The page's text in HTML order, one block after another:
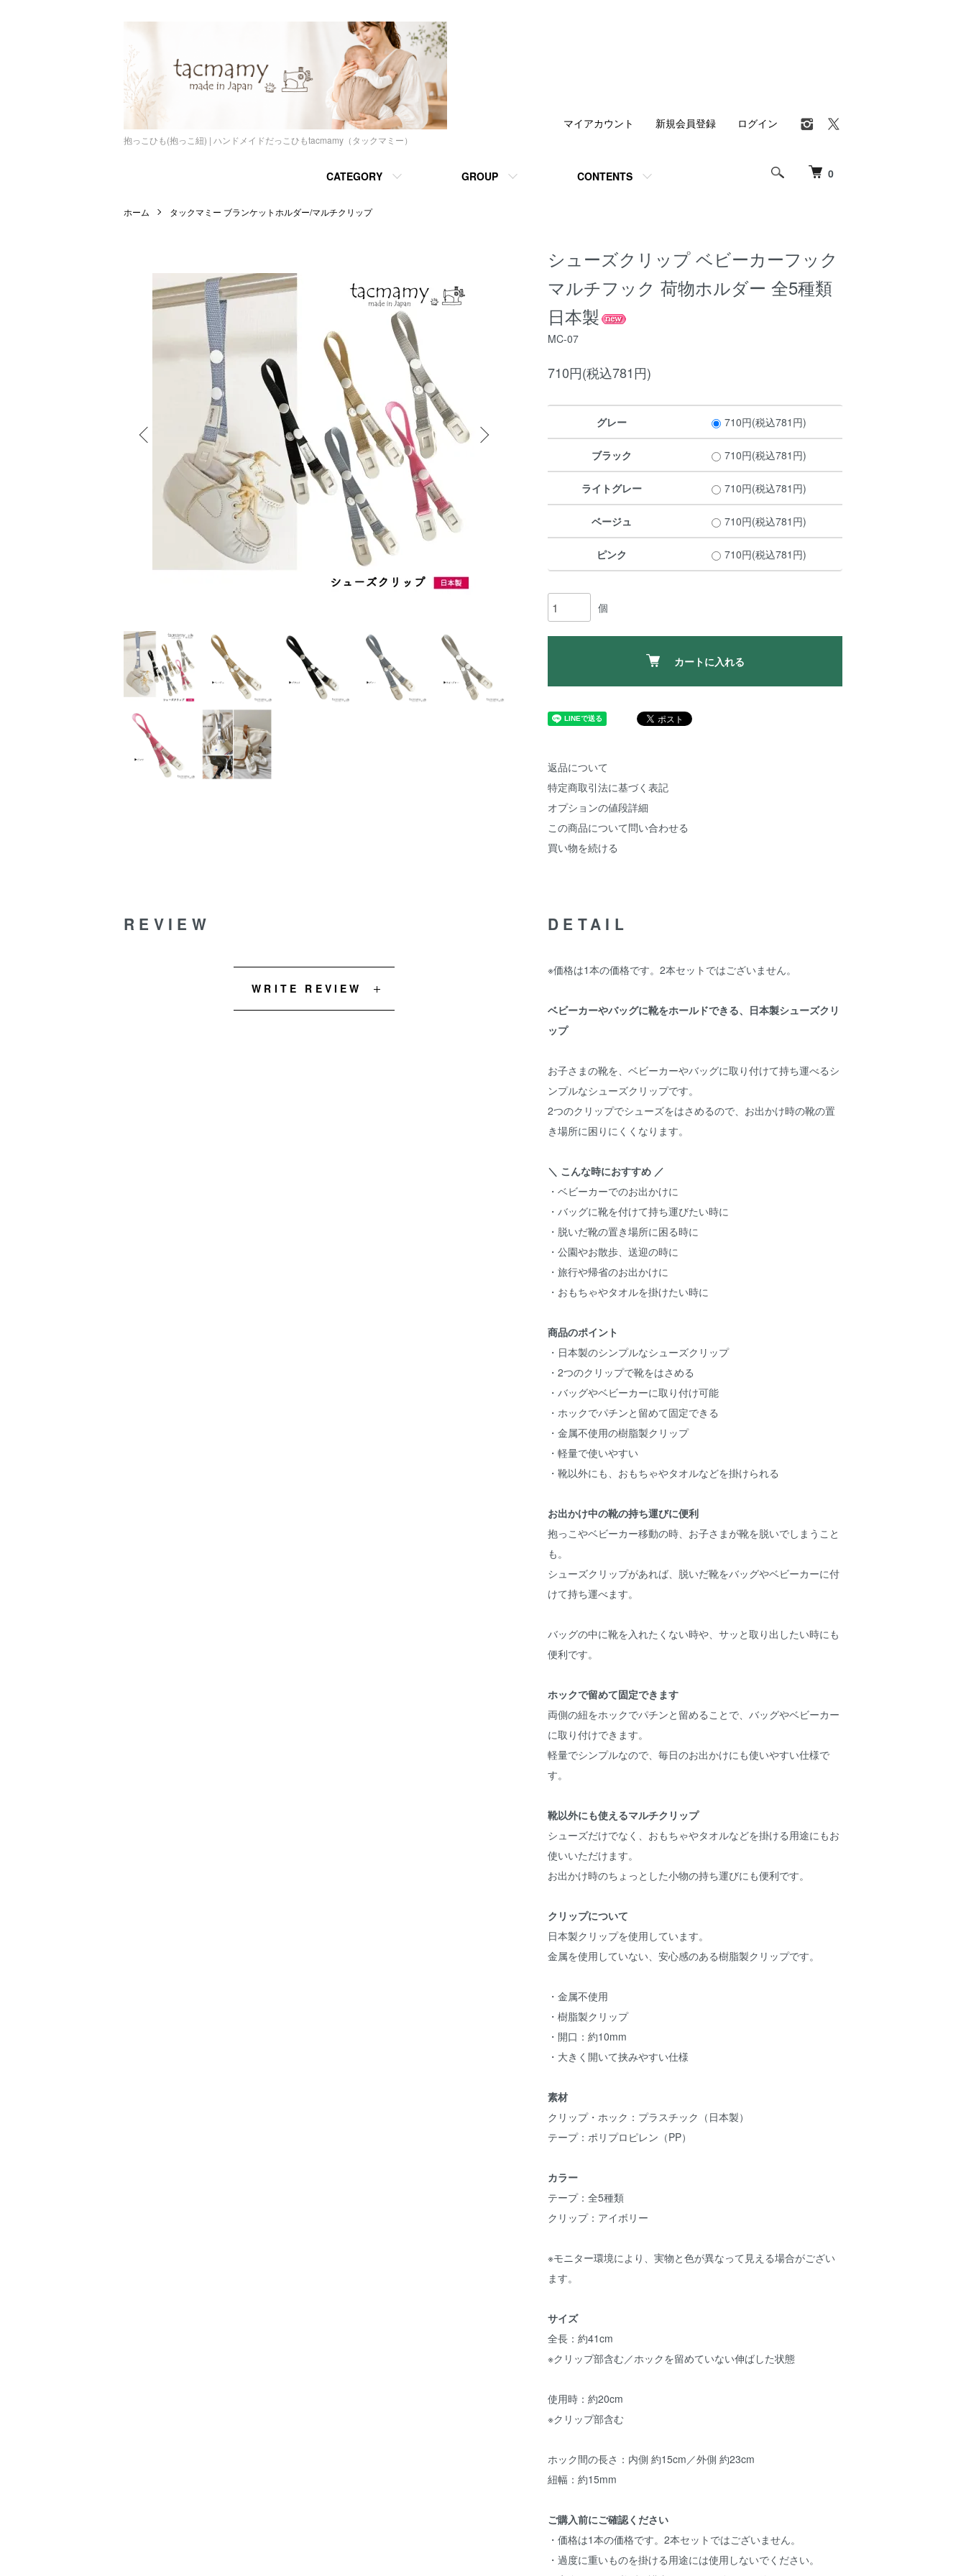
抱っこひも(抱っこ紐) | ハンドメイドだっこひもtacmamy（タックマミー）
0
CATEGORY GROUP CONTENTS
マイアカウント 新規会員登録 ログイン
ホーム タックマミー ブランケットホルダー/マルチクリップ
シューズクリップ ベビーカーフック
マルチフック 荷物ホルダー 全5種類
日本製
MC-07
710円(税込781円)
グレー 710円(税込781円)
ブラック 710円(税込781円)
ライトグレー 710円(税込781円)
ベージュ 710円(税込781円)
ピンク 710円(税込781円)
個
カートに入れる
返品について
特定商取引法に基づく表記
オプションの値段詳細
この商品について問い合わせる
買い物を続ける
DETAIL
※価格は1本の価格です。2本セットではございません。
ベビーカーやバッグに靴をホールドできる、日本製シューズクリ
ップ
お子さまの靴を、ベビーカーやバッグに取り付けて持ち運べるシ
ンプルなシューズクリップです。
2つのクリップでシューズをはさめるので、お出かけ時の靴の置
き場所に困りにくくなります。
＼ こんな時におすすめ ／
・ベビーカーでのお出かけに
・バッグに靴を付けて持ち運びたい時に
・脱いだ靴の置き場所に困る時に
・公園やお散歩、送迎の時に
・旅行や帰省のお出かけに
・おもちゃやタオルを掛けたい時に
商品のポイント
・日本製のシンプルなシューズクリップ
・2つのクリップで靴をはさめる
・バッグやベビーカーに取り付け可能
・ホックでパチンと留めて固定できる
・金属不使用の樹脂製クリップ
・軽量で使いやすい
・靴以外にも、おもちゃやタオルなどを掛けられる
お出かけ中の靴の持ち運びに便利
抱っこやベビーカー移動の時、お子さまが靴を脱いでしまうこと
も。
シューズクリップがあれば、脱いだ靴をバッグやベビーカーに付
けて持ち運べます。
バッグの中に靴を入れたくない時や、サッと取り出したい時にも
便利です。
ホックで留めて固定できます
両側の紐をホックでパチンと留めることで、バッグやベビーカー
に取り付けできます。
軽量でシンプルなので、毎日のお出かけにも使いやすい仕様で
す。
靴以外にも使えるマルチクリップ
シューズだけでなく、おもちゃやタオルなどを掛ける用途にもお
使いいただけます。
お出かけ時のちょっとした小物の持ち運びにも便利です。
クリップについて
日本製クリップを使用しています。
金属を使用していない、安心感のある樹脂製クリップです。
・金属不使用
・樹脂製クリップ
・開口：約10mm
・大きく開いて挟みやすい仕様
素材
クリップ・ホック：プラスチック（日本製）
テープ：ポリプロピレン（PP）
カラー
テープ：全5種類
クリップ：アイボリー
※モニター環境により、実物と色が異なって見える場合がござい
ます。
サイズ
全長：約41cm
※クリップ部含む／ホックを留めていない伸ばした状態
使用時：約20cm
※クリップ部含む
ホック間の長さ：内側 約15cm／外側 約23cm
紐幅：約15mm
ご購入前にご確認ください
・価格は1本の価格です。2本セットではございません。
・過度に重いものを掛ける用途には使用しないでください。
REVIEW
WRITE REVIEW